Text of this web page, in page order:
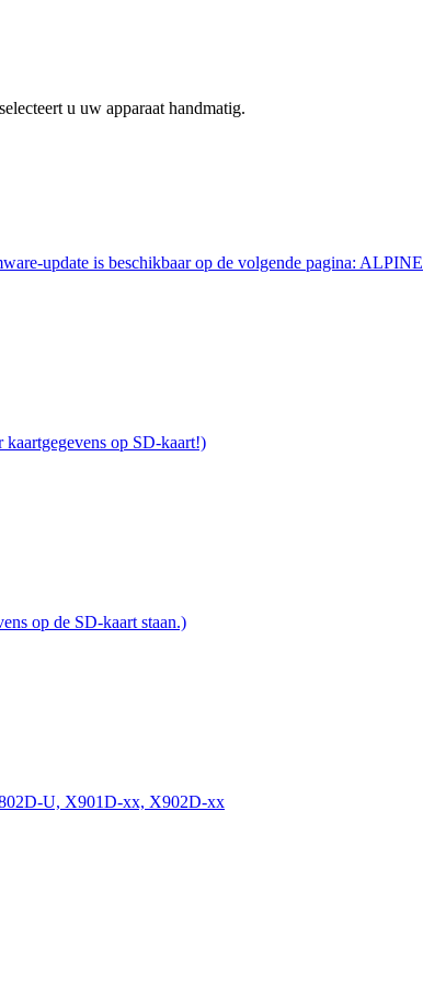
u uw apparaat handmatig.
update is beschikbaar op de volgende pagina: ALPINE
op SD-kaart!)
op de SD-kaart staan.)
U, X901D-xx, X902D-xx